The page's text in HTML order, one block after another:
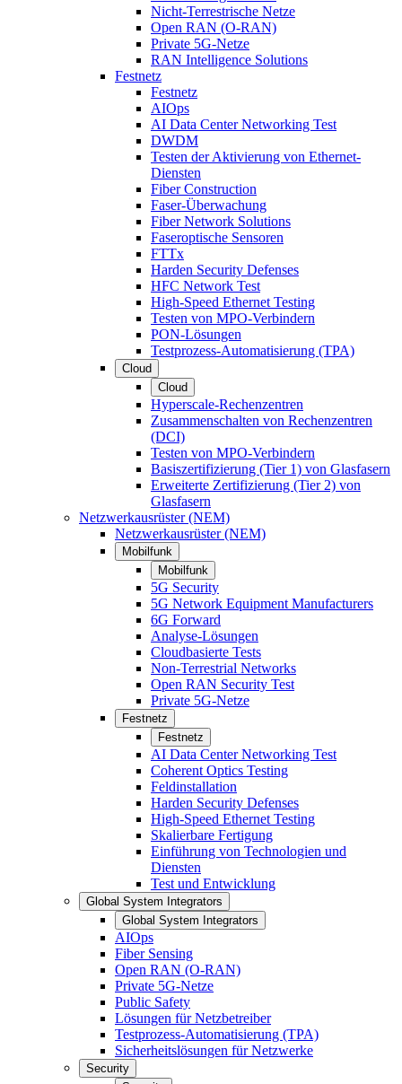
Nicht-Terrestrische Netze
Open RAN (O-RAN)
Private 5G-Netze
RAN Intelligence Solutions
Festnetz
Festnetz
AIOps
AI Data Center Networking Test
DWDM
Testen der Aktivierung von Ethernet-
Diensten
Fiber Construction
Faser-Überwachung
Fiber Network Solutions
Faseroptische Sensoren
FTTx
Harden Security Defenses
HFC Network Test
High-Speed Ethernet Testing
Testen von MPO-Verbindern
PON-Lösungen
Testprozess-Automatisierung (TPA)
Cloud
Cloud
Hyperscale-Rechenzentren
Zusammenschalten von Rechenzentren
(DCI)
Testen von MPO-Verbindern
Basiszertifizierung (Tier 1) von Glasfasern
Erweiterte Zertifizierung (Tier 2) von
Glasfasern
Netzwerkausrüster (NEM)
Netzwerkausrüster (NEM)
Mobilfunk
Mobilfunk
5G Security
5G Network Equipment Manufacturers
6G Forward
Analyse-Lösungen
Cloudbasierte Tests
Non-Terrestrial Networks
Open RAN Security Test
Private 5G-Netze
Festnetz
Festnetz
AI Data Center Networking Test
Coherent Optics Testing
Feldinstallation
Harden Security Defenses
High-Speed Ethernet Testing
Skalierbare Fertigung
Einführung von Technologien und
Diensten
Test und Entwicklung
Global System Integrators
Global System Integrators
AIOps
Fiber Sensing
Open RAN (O-RAN)
Private 5G-Netze
Public Safety
Lösungen für Netzbetreiber
Testprozess-Automatisierung (TPA)
Sicherheitslösungen für Netzwerke
Security